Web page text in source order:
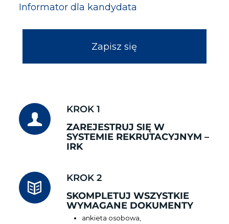
Informator dla kandydata
Zapisz się
KROK 1
ZAREJESTRUJ SIĘ W
SYSTEMIE REKRUTACYJNYM –
IRK
KROK 2
SKOMPLETUJ WSZYSTKIE
WYMAGANE DOKUMENTY
ankieta osobowa,